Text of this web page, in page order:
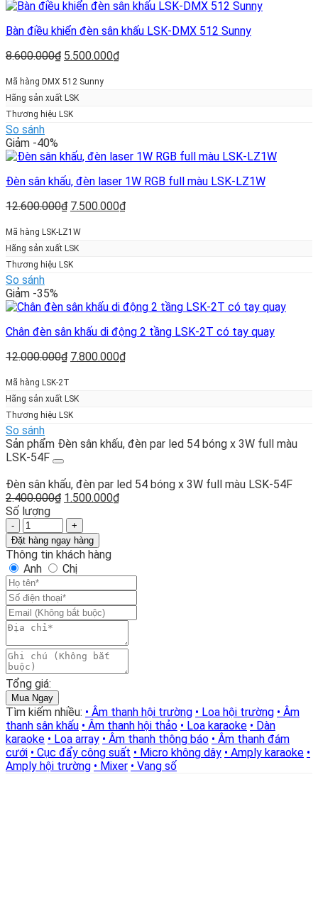
Bàn điều khiển đèn sân khấu LSK-DMX 512 Sunny
8.600.000₫ Giá
là:
8.600.000₫.
5.500.000₫Giá
Mã hàng DMX 512 Sunny
Hãng sản xuất LSK
Thương hiệu LSK
So sánh
Giảm -40%
Đèn sân khấu, đèn laser 1W RGB full màu LSK-LZ1W
12.600.000₫ Giá
là:
12.600.000₫.
7.500.000₫Giá
Mã hàng LSK-LZ1W
Hãng sản xuất LSK
Thương hiệu LSK
So sánh
Giảm -35%
Chân đèn sân khấu di động 2 tầng LSK-2T có tay quay
12.000.000₫ Giá
12.000.000₫.
7.800.000₫Giá
Mã hàng LSK-2T
Hãng sản xuất LSK
Thương hiệu LSK
So sánh
Sản phẩm Đèn sân khấu, đèn par led 54 bóng x 3W full màu
LSK-54F
Đèn sân khấu, đèn par led 54 bóng x 3W full màu LSK-54F
2.400.000₫ Giá
là:
2.400.000₫.
1.500.000₫Giá
Số lượng
Đèn
sân
khấu,
đèn
par
led
54
bóng
x
3W
full
màu
LSK-
54F
số
lượng
Đặt hàng ngay hàng
Thông tin khách hàng
Anh
Chị
Tổng giá:
Mua Ngay
Tìm kiếm nhiều: • Âm thanh hội trường • Loa hội trường • Âm
thanh sân khấu • Âm thanh hội thảo • Loa karaoke • Dàn
karaoke • Loa array • Âm thanh thông báo • Âm thanh đám
cưới • Cục đẩy công suất • Micro không dây • Amply karaoke •
Amply hội trường • Mixer • Vang số